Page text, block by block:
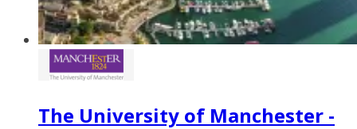
The University of Manchester -